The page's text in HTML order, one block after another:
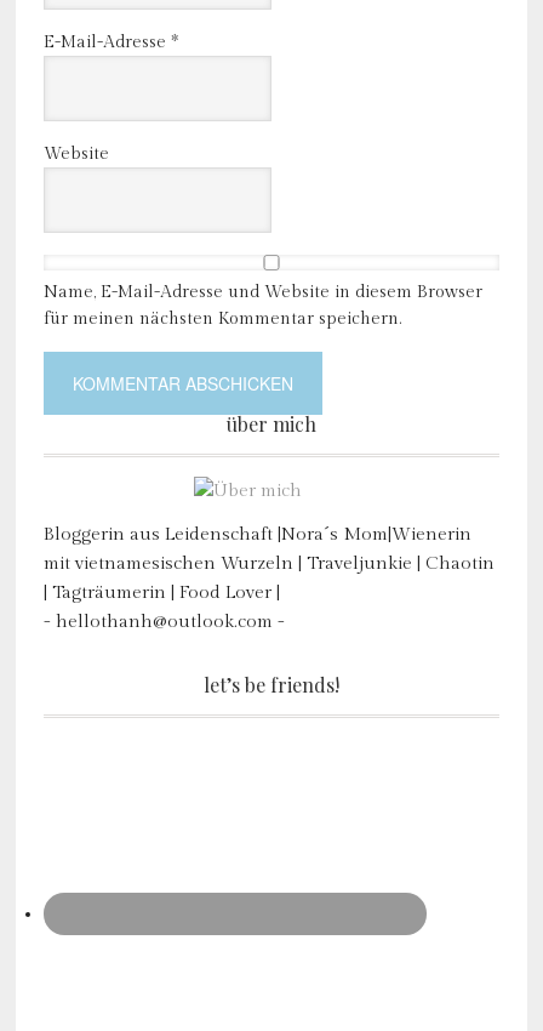
E-Mail-Adresse *
Website
Name, E-Mail-Adresse und Website in diesem Browser
für meinen nächsten Kommentar speichern.
über mich
Bloggerin aus Leidenschaft |Nora´s Mom|Wienerin
mit vietnamesischen Wurzeln | Traveljunkie | Chaotin
| Tagträumerin | Food Lover |
- hellothanh@outlook.com -
let’s be friends!